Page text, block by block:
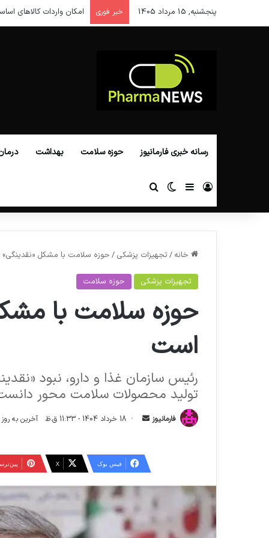
پنجشنبه, 15 مرداد 1405 خبر فوری امکان واردات کالاهای
رسانه خبری فارمانیوز حوزه سلامت بهداشت
ورود سایدبارتغییر پوسته
خانه / تجهیزات پزشکی / حوزه سلامت با مشکل
تجهیزات پزشکی حوزه سلامت
حوزه سلامت با
است
رئیس سازمان غذا و دارو، نبود
تولید محصولات سلامت محور
فارمانیوز
ی
18 خرداد 1404 - 11:33 ق.ظ آخرین به روز رسانی: 18
فیس بوک X